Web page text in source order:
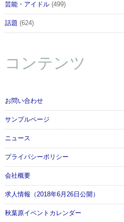
芸能・アイドル (499)
話題 (624)
コンテンツ
お問い合わせ
サンプルページ
ニュース
プライバシーポリシー
会社概要
求人情報（2018年6月26日公開）
秋葉原イベントカレンダー